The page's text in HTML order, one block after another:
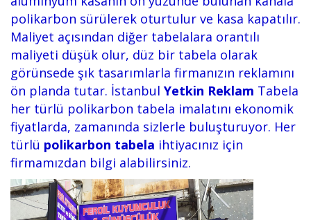
polikarbon sürülerek oturtulur ve kasa kapatılır.
Maliyet açısından diğer tabelalara orantılı
maliyeti düşük olur, düz bir tabela olarak
görünsede şık tasarımlarla firmanızın reklamını
ön planda tutar. İstanbul Yetkin Reklam Tabela
her türlü polikarbon tabela imalatını ekonomik
fiyatlarda, zamanında sizlerle buluşturuyor. Her
türlü polikarbon tabela ihtiyacınız için
firmamızdan bilgi alabilirsiniz.